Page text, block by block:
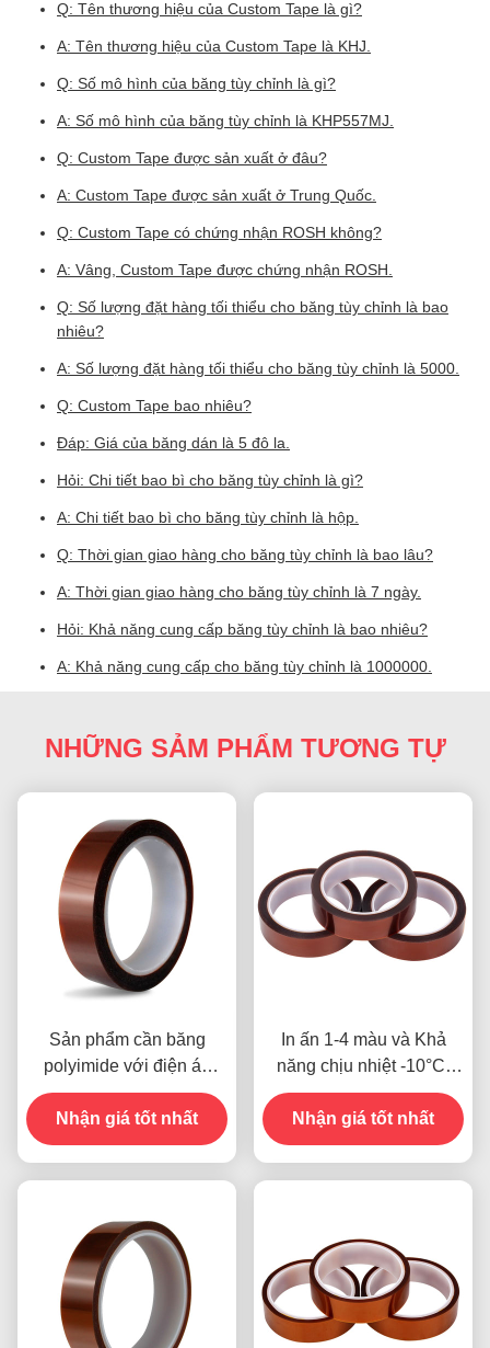
Q: Tên thương hiệu của Custom Tape là gì?
A: Tên thương hiệu của Custom Tape là KHJ.
Q: Số mô hình của băng tùy chỉnh là gì?
A: Số mô hình của băng tùy chỉnh là KHP557MJ.
Q: Custom Tape được sản xuất ở đâu?
A: Custom Tape được sản xuất ở Trung Quốc.
Q: Custom Tape có chứng nhận ROSH không?
A: Vâng, Custom Tape được chứng nhận ROSH.
Q: Số lượng đặt hàng tối thiểu cho băng tùy chỉnh là bao
nhiêu?
A: Số lượng đặt hàng tối thiểu cho băng tùy chỉnh là 5000.
Q: Custom Tape bao nhiêu?
Đáp: Giá của băng dán là 5 đô la.
Hỏi: Chi tiết bao bì cho băng tùy chỉnh là gì?
A: Chi tiết bao bì cho băng tùy chỉnh là hộp.
Q: Thời gian giao hàng cho băng tùy chỉnh là bao lâu?
A: Thời gian giao hàng cho băng tùy chỉnh là 7 ngày.
Hỏi: Khả năng cung cấp băng tùy chỉnh là bao nhiêu?
A: Khả năng cung cấp cho băng tùy chỉnh là 1000000.
NHỮNG SẢM PHẨM TƯƠNG TỰ
Sản phẩm cần băng
polyimide với điện áp
kháng 1000V
Nhận giá tốt nhất
In ấn 1-4 màu và Khả
năng chịu nhiệt -10°C-
80°C Phương thức thanh
toán thẻ tín dụng cho các
mẫu trước đây
Nhận giá tốt nhất